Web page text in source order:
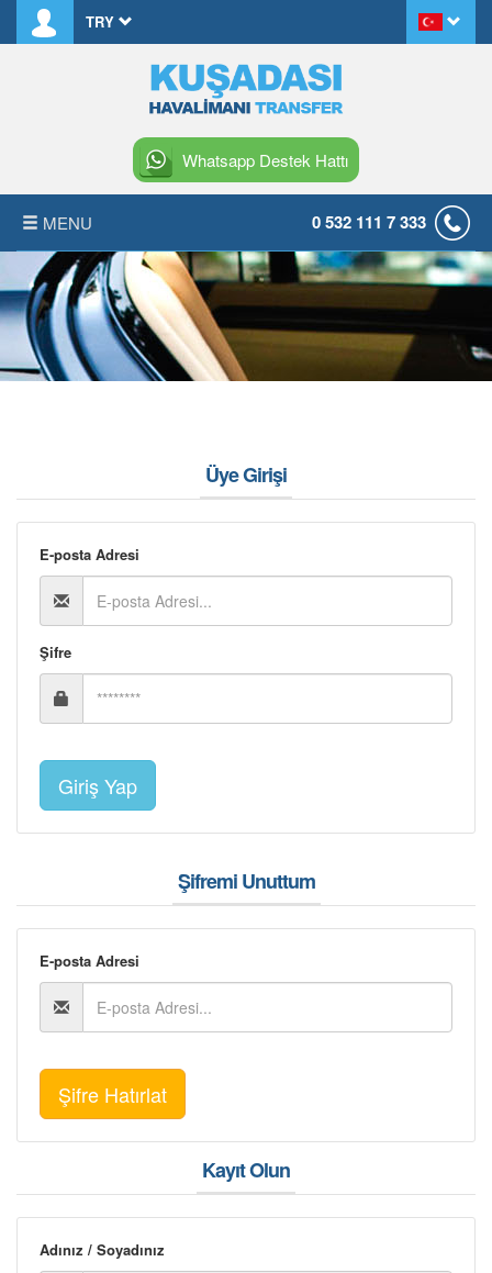
TRY
Whatsapp Destek Hattı
MENU 0 532 111 7 333
ANASAYFA
HAKKIMIZDA
KIRALAMA KOŞULLARI
İLETİŞİM
Üye Girişi
E-posta Adresi
Şifre
Şifremi Unuttum
E-posta Adresi
Kayıt Olun
Adınız / Soyadınız